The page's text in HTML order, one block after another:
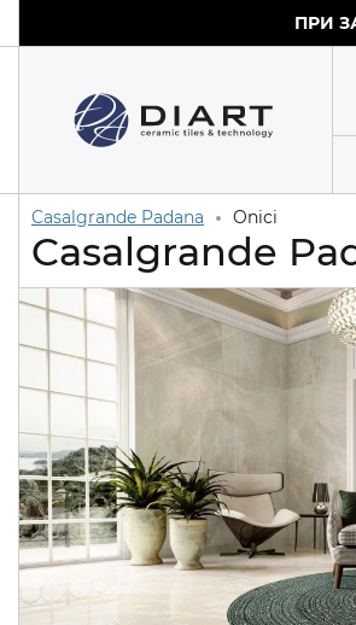
ПРИ
Casalgrande Padana Onici
Casalgrande